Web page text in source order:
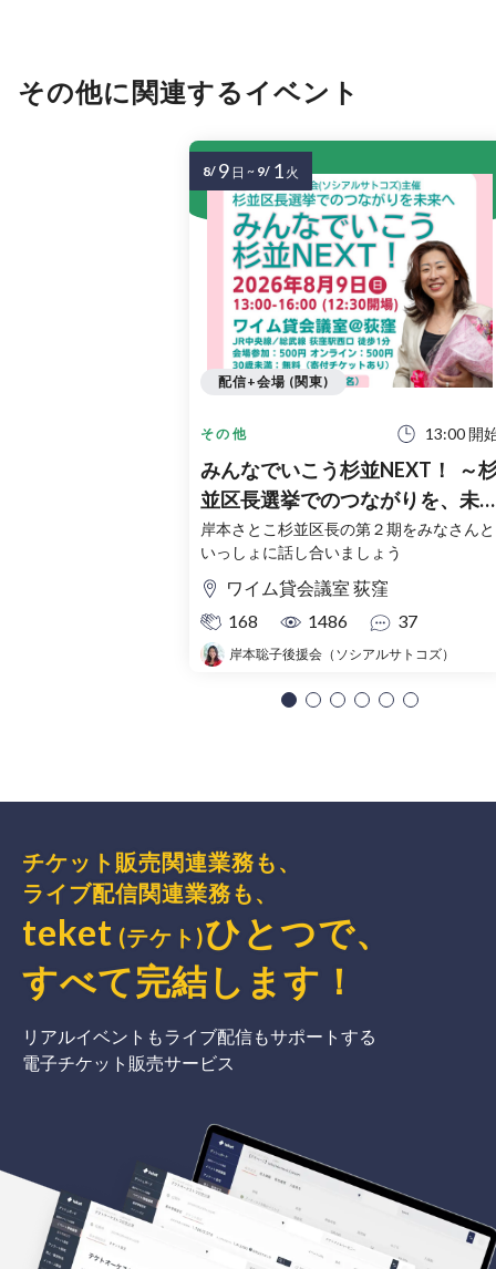
その他に関連するイベント
その他 13:00 開
みんなでいこう杉並NEXT！ ～
並区長選挙でのつながりを、未
へ～
岸本さとこ杉並区長の第２期をみなさんと
いっしょに話し合いましょう
ワイム貸会議室 荻窪
168
1486 37
岸本聡子後援会（ソシアルサトコズ）
配信+会場 (関東)
8/ 9 日 ~ 9/ 1 火
チケット販売関連業務も、
ライブ配信関連業務も、
teket (テケト)ひとつで、
すべて完結 します ！
リアルイベントもライブ配信もサポートする
電子チケット販売サービス